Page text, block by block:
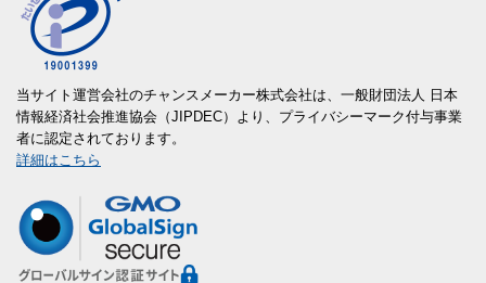
当サイト運営会社のチャンスメーカー株式会社は、一般財団法人 日本
情報経済社会推進協会（JIPDEC）より、プライバシーマーク付与事業
者に認定されております。
詳細はこちら